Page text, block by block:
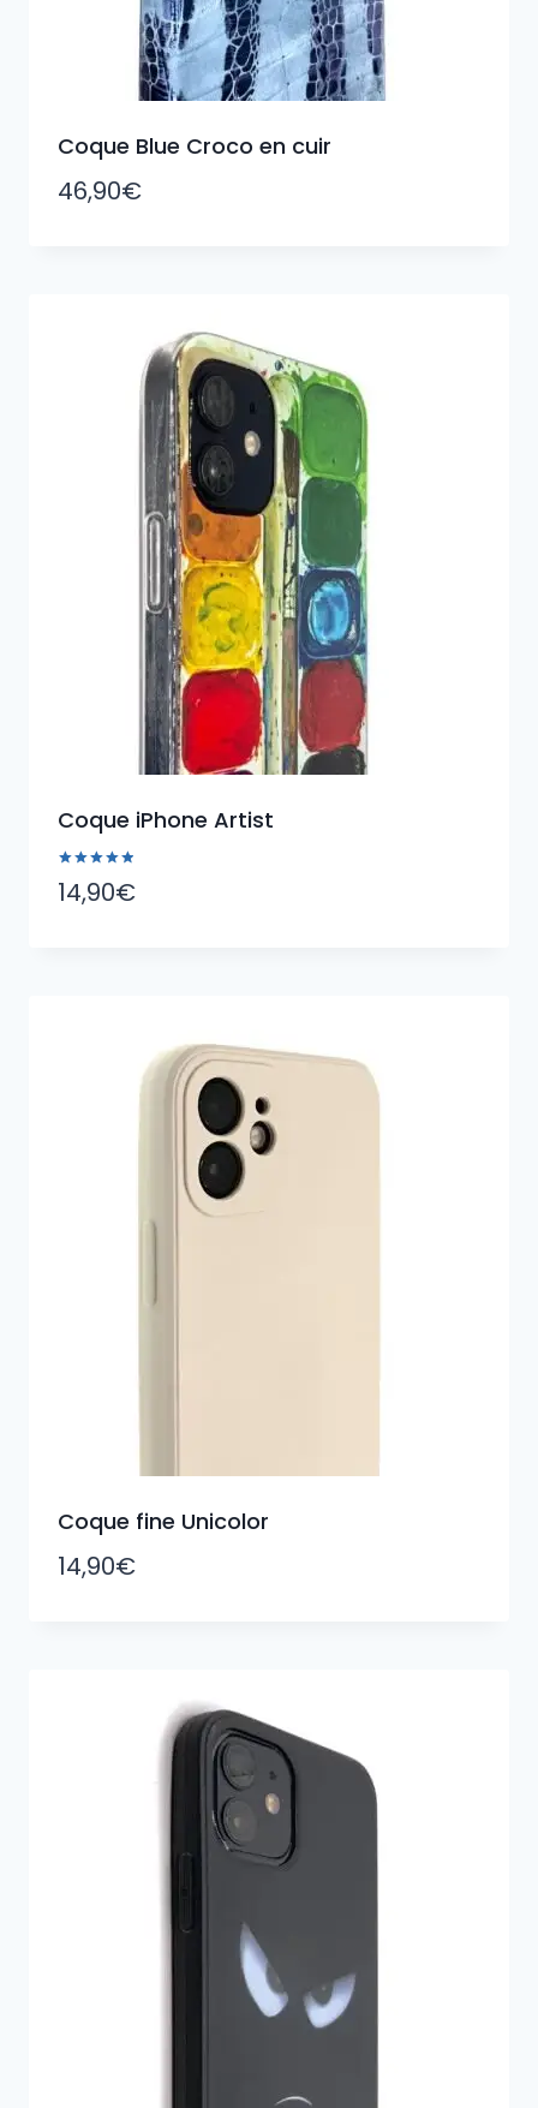
Coque Blue Croco en cuir
46,90€
Coque iPhone Artist
Note
5.00
sur 5
14,90€
Coque fine Unicolor
14,90€